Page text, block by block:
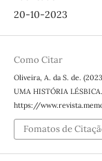
20-10-2023
Como Citar
Oliveira, A. da S. de.
UMA HISTÓRIA LÉSBICA.
https://
Fomatos de